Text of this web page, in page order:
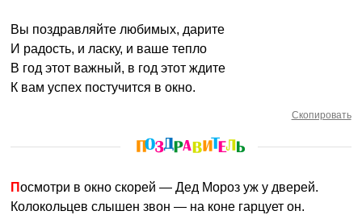
Вы поздравляйте любимых, дарите
И радость, и ласку, и ваше тепло
В год этот важный, в год этот ждите
К вам успех постучится в окно.
Скопировать
Посмотри в окно скорей — Дед Мороз уж у дверей.
Колокольцев слышен звон — на коне гарцует он.